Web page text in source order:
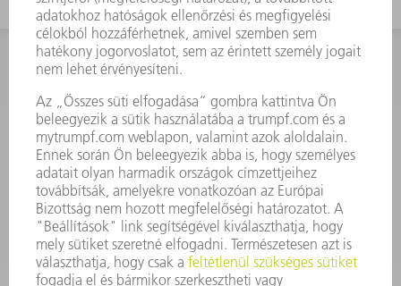
KAPCSOLAT
Szerszám
3628576045
08.00 - 16.30
szerszam@hu.trumpf.com
KAPCSOLAT
Alkatrész
3628576035
08.00 - 16.30
alkatresz@hu.trumpf.com